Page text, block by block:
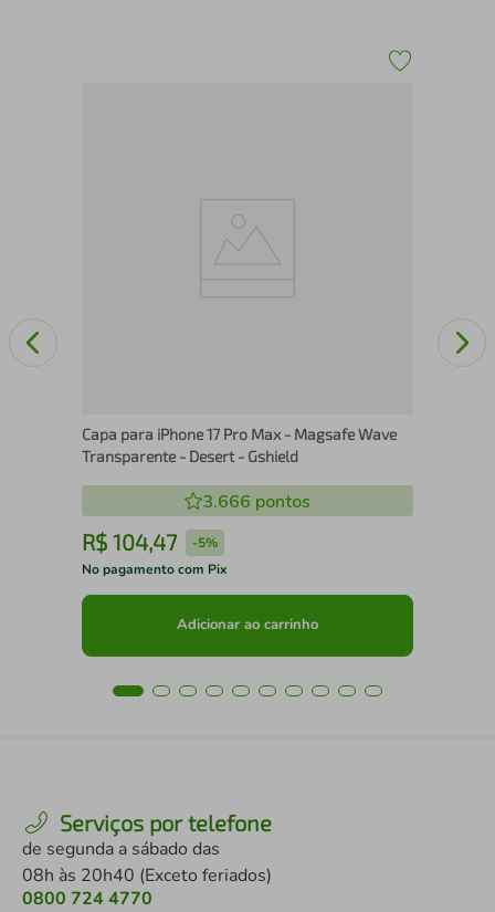
Capa para iPhone 17 Pro Max - Magsafe Wave
Transparente - Desert - Gshield
3.666 pontos
R$ 104,47 -5%
No pagamento com Pix
Adicionar ao carrinho
Serviços por telefone
de segunda a sábado das
08h às 20h40 (Exceto feriados)
0800 724 4770